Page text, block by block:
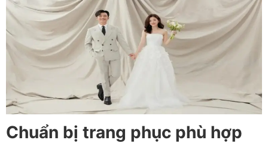
Chuẩn bị trang phục phù hợp